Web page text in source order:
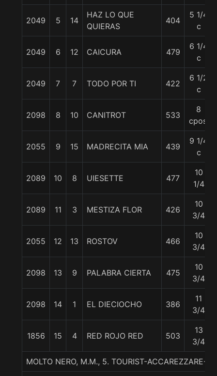
2049 5 14
HAZ LO QUE
QUIERAS
404
5 1/4
c
2049 6 12 CAICURA 479
6 1/4
c
2049 7 7 TODO POR TI 422
6 1/2
c
2098 8 10 CANITROT 533
8
cpos.
2055 9 15 MADRECITA MIA 439
9 1/4
c
2089 10 8 UIESETTE 477
10
1/4
2089 11 3 MESTIZA FLOR 426
10
3/4
2055 12 13 ROSTOV 466
10
3/4
2098 13 9 PALABRA CIERTA 475
10
3/4
2098 14 1 EL DIECIOCHO 386
11
3/4
1856 15 4 RED ROJO RED 503
13
3/4
MOLTO NERO, M.M., 5. TOURIST-ACCAREZZARE-